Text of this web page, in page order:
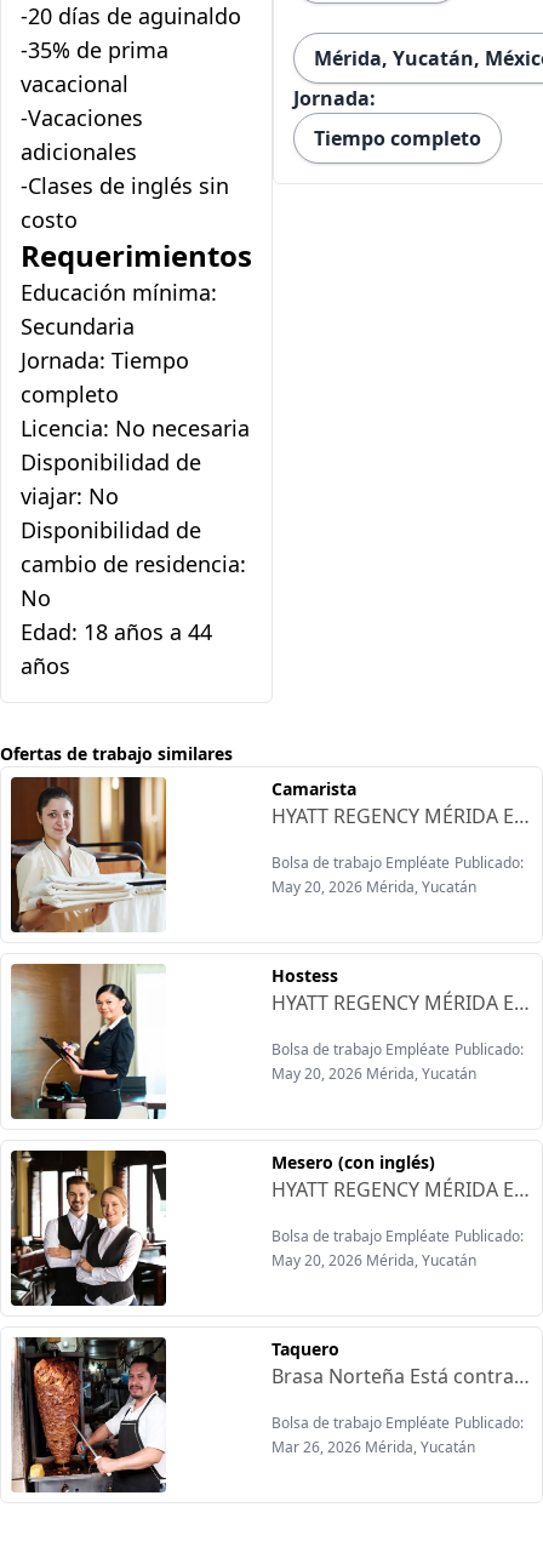
-20 días de aguinaldo
-35% de prima
vacacional
-Vacaciones
adicionales
-Clases de inglés sin
costo
Requerimientos
Educación mínima:
Secundaria
Jornada: Tiempo
completo
Licencia: No necesaria
Disponibilidad de
viajar: No
Disponibilidad de
cambio de residencia:
No
Edad: 18 años a 44
años
Mérida, Yucatán,
Jornada:
Tiempo completo
Ofertas de trabajo similares
Camarista
HYATT REGENCY MÉRIDA Está contratando:Ofrecen:-Comedor sin costo, desayuno, almuerzo, cena-Servicio de lavado y planchado de uniformes-Noches de cortesía-Fondo de ahorro-Seguro de vida-Calzado-Descuentos en los restaurantes-Vales de despensa-Oportunidades de crecimiento-20 días de aguinaldo-35% de prima vacacional-Vacaciones adicionales-Clases de inglés sin costo
Bolsa de trabajo Empléate Publicado:
May 20, 2026 Mérida, Yucatán
Hostess
HYATT REGENCY MÉRIDA Está contratando:Ofrecen:-Comedor sin costo, desayuno, almuerzo, cena-Servicio de lavado y planchado de uniformes-Noches de cortesía-Fondo de ahorro-Seguro de vida-Calzado-Descuentos en los restaurantes-Vales de despensa-Oportunidades de crecimiento-20 días de aguinaldo-35% de prima vacacional-Vacaciones adicionales-Clases de inglés sin costo
Bolsa de trabajo Empléate Publicado:
May 20, 2026 Mérida, Yucatán
Mesero (con inglés)
HYATT REGENCY MÉRIDA Está contratando:Ofrecen:-Comedor sin costo, desayuno, almuerzo, cena-Servicio de lavado y planchado de uniformes-Noches de cortesía-Fondo de ahorro-Seguro de vida-Calzado-Descuentos en los restaurantes-Vales de despensa-Oportunidades de crecimiento-20 días de aguinaldo-35% de prima vacacional-Vacaciones adicionales-Clases de inglés sin costo
Bolsa de trabajo Empléate Publicado:
May 20, 2026 Mérida, Yucatán
Taquero
Brasa Norteña Está contratando:Requisitos:-Experiencia mínima de 1 año como taquero o similar-Conocimiento en preparación de tacos y carnes-Control de porciones y mermas.Manjo de plancha y/o parrilla-De 20 a 50 años de edad-Vivir dentro o cerca de la zona(Fracc, Las AméricasOfrecen:-Pago semanal-Tiempo completo de 4:00pm a 12: am-Cena y propinas-Excelente ambienta laboral-Oportunidad de crecimiento
Bolsa de trabajo Empléate Publicado:
Mar 26, 2026 Mérida, Yucatán